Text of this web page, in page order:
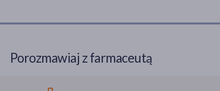
Porozmawiaj z farmaceutą